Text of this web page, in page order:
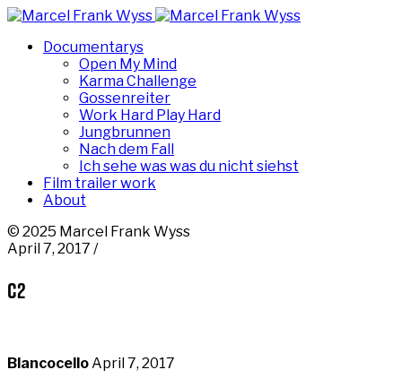
Documentarys
Open My Mind
Karma Challenge
Gossenreiter
Work Hard Play Hard
Jungbrunnen
Nach dem Fall
Ich sehe was was du nicht siehst
Film trailer work
About
© 2025 Marcel Frank Wyss
April 7, 2017 /
c2
BlancocelloApril 7, 2017